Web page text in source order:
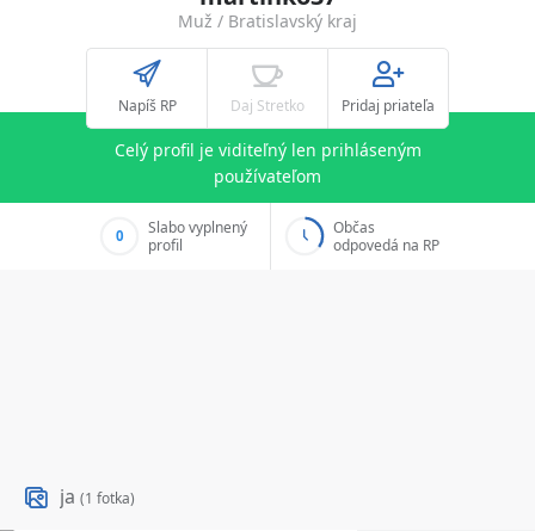
Muž / Bratislavský kraj
Napíš RP Daj Stretko Pridaj priateľa
Celý profil je viditeľný len prihláseným
používateľom
0
Slabo vyplnený
profil
Občas
odpovedá na RP
ja(1 fotka)